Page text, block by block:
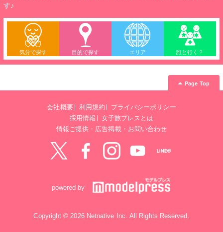
す♪
気分で探す 目的で探す エリア 誰と行く？
Page Top
会社概要 利用規約
プライバシーポリシー
採用情報
女子旅プレスとは
情報ご提供・広告掲載・お問い合わせ
powered by
Copyright © 2026 Netnative Inc. All Rights Reserved.